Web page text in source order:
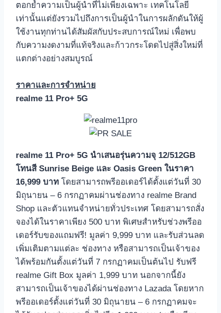
ตอกย้ำความเป็นผู้นำที่ไม่เพียงเฉพาะ เทคโนโลยี
เท่านั้นแต่ยังรวมไปถึงการเป็นผู้นำในการผลักดันให้ผู้
ใช้งานทุกท่านได้สัมผัสกับประสบการณ์ใหม่ เพื่อพบ
กับความงดงามที่แท้จริงและก้าวกระโดดไปสู่สิ่งใหม่ที่
แตกต่างอย่างสมบูรณ์
ราคาและการจำหน่าย
realme 11 Pro+ 5G
realme 11 Pro+ 5G นำเสนอรุ่นความจุ 12/512GB
โทนสี Sunrise Beige และ Oasis Green ในราคา
16,999 บาท โดยสามารถพรีออเดอร์ได้ตั้งแต่วันที่ 30
มิถุนายน – 6 กรกฏาคมผ่านช่องทาง realme Brand
Shop และตัวแทนจำหน่ายทั่วประเทศ โดยสามารถสั่ง
จองได้ในราคาเพียง 500 บาท พิเศษสำหรับช่วงพรีออ
เดอร์รับของแถมฟรี! มูลค่า 9,999 บาท และรับส่วนลด
เพิ่มเติมตามแต่ละ ช่องทาง หรือสามารถเป็นเจ้าของ
ได้พร้อมกันตั้งแต่วันที่ 7 กรกฏาคมเป็นต้นไป รับฟรี
realme Gift Box มูลค่า 1,999 บาท นอกจากนี้ยัง
สามารถเป็นเจ้าของได้ผ่านช่องทาง Lazada โดยหาก
พรีออเดอร์ตั้งแต่วันที่ 30 มิถุนายน – 6 กรกฏาคมจะ